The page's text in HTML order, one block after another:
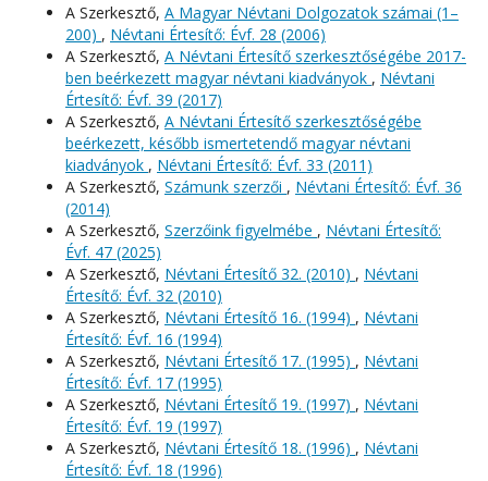
A Szerkesztő, A Magyar Névtani Dolgozatok számai (1–
200) , Névtani Értesítő: Évf. 28 (2006)
A Szerkesztő, A Névtani Értesítő szerkesztőségébe 2017-
ben beérkezett magyar névtani kiadványok , Névtani
Értesítő: Évf. 39 (2017)
A Szerkesztő, A Névtani Értesítő szerkesztőségébe
beérkezett, később ismertetendő magyar névtani
kiadványok , Névtani Értesítő: Évf. 33 (2011)
A Szerkesztő, Számunk szerzői , Névtani Értesítő: Évf. 36
(2014)
A Szerkesztő, Szerzőink figyelmébe , Névtani Értesítő:
Évf. 47 (2025)
A Szerkesztő, Névtani Értesítő 32. (2010) , Névtani
Értesítő: Évf. 32 (2010)
A Szerkesztő, Névtani Értesítő 16. (1994) , Névtani
Értesítő: Évf. 16 (1994)
A Szerkesztő, Névtani Értesítő 17. (1995) , Névtani
Értesítő: Évf. 17 (1995)
A Szerkesztő, Névtani Értesítő 19. (1997) , Névtani
Értesítő: Évf. 19 (1997)
A Szerkesztő, Névtani Értesítő 18. (1996) , Névtani
Értesítő: Évf. 18 (1996)